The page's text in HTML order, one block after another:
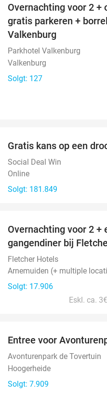
Overnachting voor 2 +
gratis parkeren +
Valkenburg
Parkhotel Valkenburg
Valkenburg
Solgt: 127
Gratis kans op een
Social Deal Win
Online
Solgt: 181.849
Overnachting voor 2 +
gangendiner bij
Fletcher Hotels
Arnemuiden (+ multiple
Solgt: 17.906
Eskl. ca.
Entree voor
Avonturenpark de Tovertuin
Hoogerheide
Solgt: 7.909